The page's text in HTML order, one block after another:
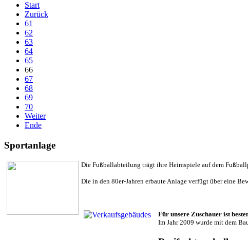
Start
Zurück
61
62
63
64
65
66
67
68
69
70
Weiter
Ende
Sportanlage
Die Fußballabteilung trägt ihre Heimspiele auf dem
Die in den 80er-Jahren erbaute Anlage verfügt über eine
Für unsere Zuschauer ist
Im Jahr 2009 wurde mit dem